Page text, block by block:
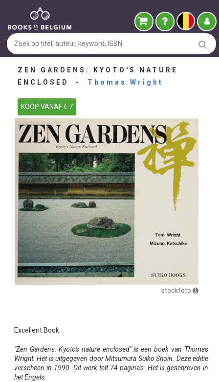
ZEN GARDENS: KYOTO'S NATURE
ENCLOSED - Thomas Wright
KOOP VANAF € 7
stockfoto
Excellent Book
"Zen Gardens: Kyoto's nature enclosed" is een boek van Thomas
Wright. Het is uitgegeven door Mitsumura Suiko Shoin. Deze editie
verscheen in 1990. Dit werk telt 74 pagina's. Het is geschreven in
het Engels.